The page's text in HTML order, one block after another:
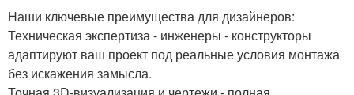
Наши ключевые преимущества для дизайнеров:
Техническая экспертиза - инженеры - конструкторы
адаптируют ваш проект под реальные условия монтажа
без искажения замысла.